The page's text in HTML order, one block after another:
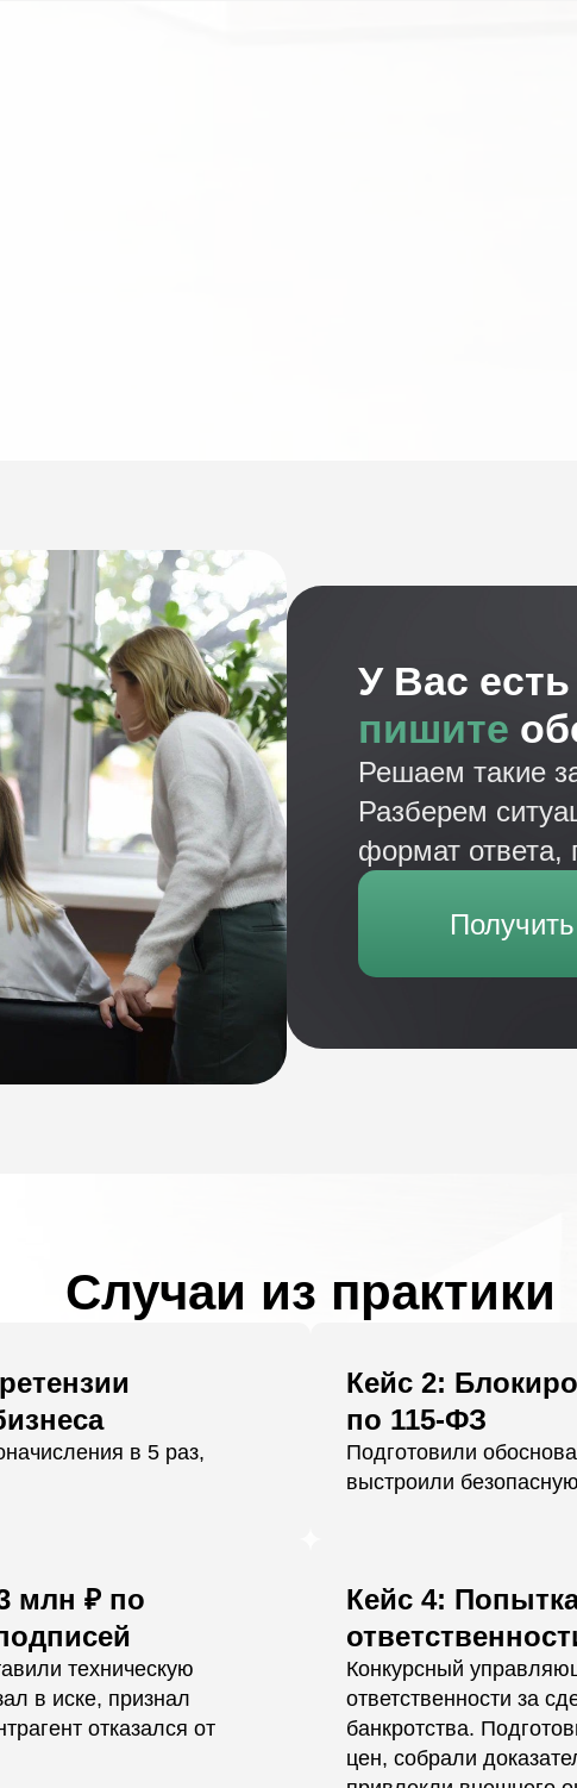
У Вас
пишите
Решаем такие
Разберем
формат ответа,
Случаи из практики
в 5 раз,
Кейс 2:
по 115-ФЗ
Подготовили
выстроили
млн ₽ по
техническую
в иске, признал
отказался от
Кейс 4:
Конкурсный
ответственности за
банкротства.
цен, собрали